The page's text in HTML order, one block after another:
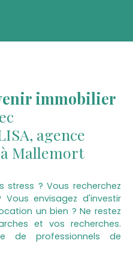
immobilier
agence
Mallemort
stress ? Vous recherchez
envisagez d'investir
un bien ? Ne restez
et vos recherches.
de professionnels de